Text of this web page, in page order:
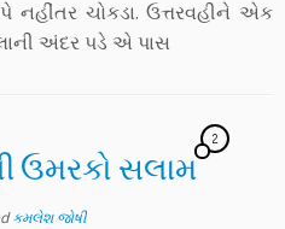
નહીંતર ચોકડા. ઉત્તરવહીને એક
અંદર પડે એ પાસ
ઉમરકો સલામ
2
કમલેશ જોષી